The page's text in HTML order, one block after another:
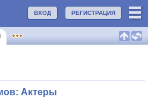
РЕГИСТРАЦИЯ
ВХОД
Актеры